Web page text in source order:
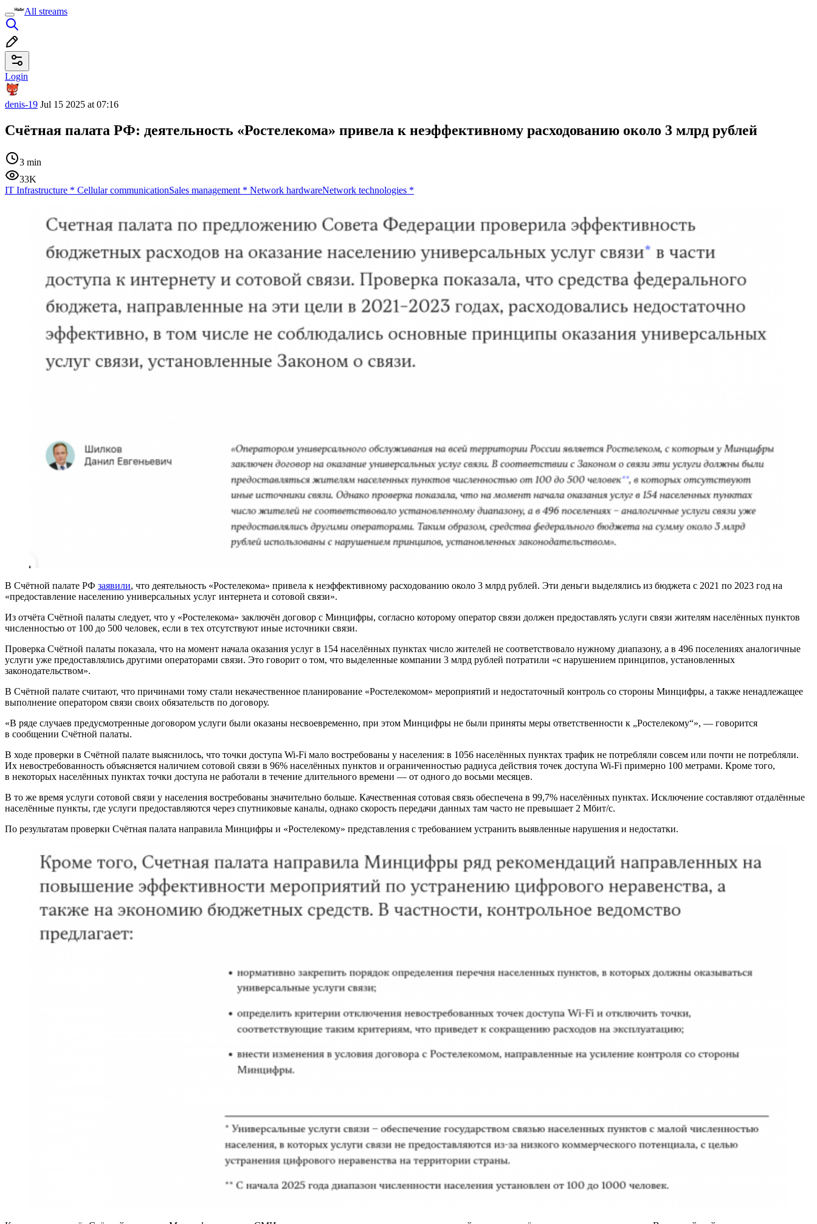
All streams
Login
denis-19 Jul 15 2025 at 07:16
Счётная палата РФ: деятельность «Ростелекома» привела к неэффективному расходованию около 3 млрд рублей
3 min
33K
IT Infrastructure * Cellular communicationSales management * Network hardwareNetwork technologies *
В Счётной палате РФ заявили, что деятельность «Ростелекома» привела к неэффективному расходованию около 3 млрд рублей. Эти деньги выделялись из бюджета с 2021 по 2023 год на
«предоставление населению универсальных услуг интернета и сотовой связи».
Из отчёта Счётной палаты следует, что у «Ростелекома» заключён договор с Минцифры, согласно которому оператор связи должен предоставлять услуги связи жителям населённых пунктов
численностью от 100 до 500 человек, если в тех отсутствуют иные источники связи.
Проверка Счётной палаты показала, что на момент начала оказания услуг в 154 населённых пунктах число жителей не соответствовало нужному диапазону, а в 496 поселениях аналогичные
услуги уже предоставлялись другими операторами связи. Это говорит о том, что выделенные компании 3 млрд рублей потратили «с нарушением принципов, установленных
законодательством».
В Счётной палате считают, что причинами тому стали некачественное планирование «Ростелекомом» мероприятий и недостаточный контроль со стороны Минцифры, а также ненадлежащее
выполнение оператором связи своих обязательств по договору.
«В ряде случаев предусмотренные договором услуги были оказаны несвоевременно, при этом Минцифры не были приняты меры ответственности к „Ростелекому“», — говорится
в сообщении Счётной палаты.
В ходе проверки в Счётной палате выяснилось, что точки доступа Wi‑Fi мало востребованы у населения: в 1056 населённых пунктах трафик не потребляли совсем или почти не потребляли.
Их невостребованность объясняется наличием сотовой связи в 96% населённых пунктов и ограниченностью радиуса действия точек доступа Wi‑Fi примерно 100 метрами. Кроме того,
в некоторых населённых пунктах точки доступа не работали в течение длительного времени — от одного до восьми месяцев.
В то же время услуги сотовой связи у населения востребованы значительно больше. Качественная сотовая связь обеспечена в 99,7% населённых пунктах. Исключение составляют отдалённые
населённые пункты, где услуги предоставляются через спутниковые каналы, однако скорость передачи данных там часто не превышает 2 Мбит/с.
По результатам проверки Счётная палата направила Минцифры и «Ростелекому» представления с требованием устранить выявленные нарушения и недостатки.